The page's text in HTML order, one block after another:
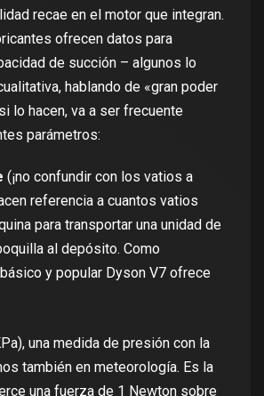
recae en el motor que integran.
ofrecen datos para
de succión – algunos lo
hablando de «gran poder
lo hacen, va a ser frecuente
parámetros:
(¡no confundir con los vatios a
referencia a cuantos vatios
para transportar una unidad de
al depósito. Como
y popular Dyson V7 ofrece
una medida de presión con la
también en meteorología. Es la
una fuerza de 1 Newton sobre